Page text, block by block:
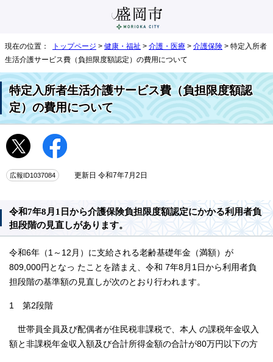
現在の位置： トップページ > 健康・福祉 > 介護・医療 > 介護保険 > 特定入所者
生活介護サービス費（負担限度額認定）の費用について
特定入所者生活介護サービス費（負担限度額認
定）の費用について
広報ID1037084 更新日 令和7年7月2日
令和7年8月1日から介護保険負担限度額認定にかかる利用者負
担段階の見直しがあります。
令和6年（1～12月）に支給される老齢基礎年金（満額）が
809,000円となっ たことを踏まえ、令和 7年8月1日から利用者負
担段階の基準額の見直しが次のとおり行われます。
1 第2段階
世帯員全員及び配偶者が住民税非課税で、本人 の課税年金収入
額と非課税年金収入額及び合計所得金額の合計が80万円以下の方